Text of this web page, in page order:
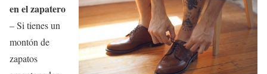
en el zapatero
– Si tienes un
montón de
zapatos